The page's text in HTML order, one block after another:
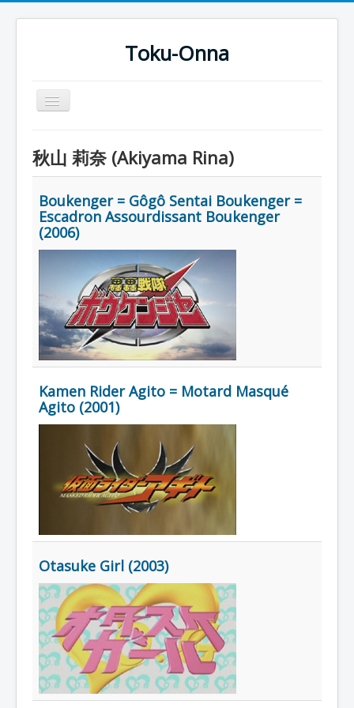
Toku-Onna
Basculer
la
Toku-Actrices
Toku-Critiques
Séries
Films
Dessins
Artiste Asperger
Lexique
秋山 莉奈 (Akiyama Rina)
Boukenger = Gôgô Sentai Boukenger =
Escadron Assourdissant Boukenger
(2006)
Kamen Rider Agito = Motard Masqué
Agito (2001)
Otasuke Girl (2003)